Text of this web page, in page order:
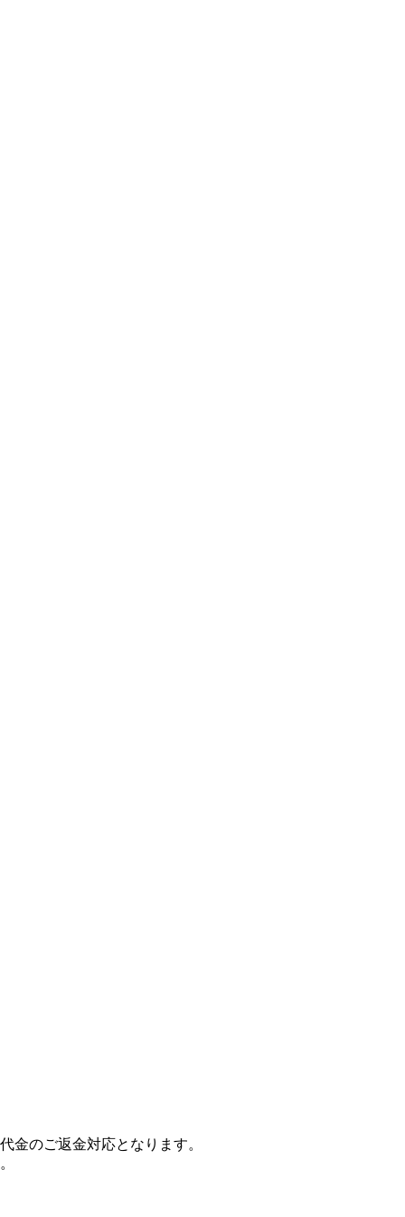
金のご返金対応となります。